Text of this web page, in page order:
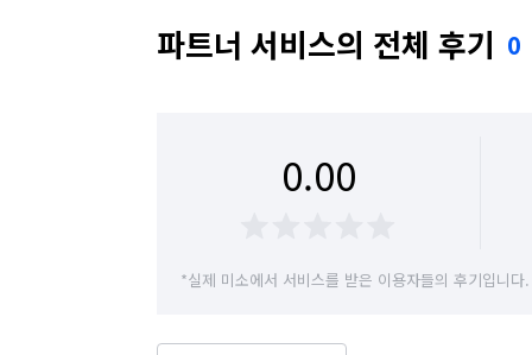
파트너 서비스의 전체 후기 0
0.00
*실제 미소에서 서비스를 받은 이용자들의 후기입니다.